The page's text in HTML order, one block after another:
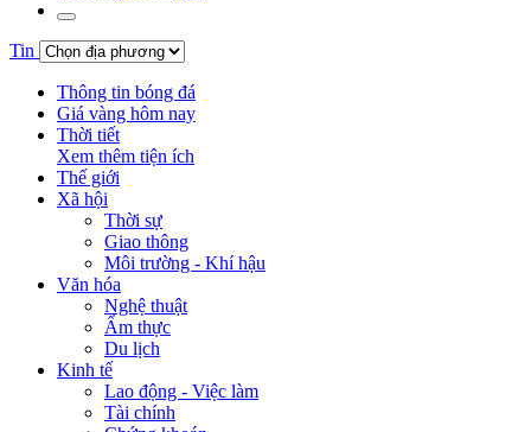
Tin
Thông tin bóng đá
Giá vàng hôm nay
Thời tiết
Xem thêm tiện ích
Thế giới
Xã hội
Thời sự
Giao thông
Môi trường - Khí hậu
Văn hóa
Nghệ thuật
Ẩm thực
Du lịch
Kinh tế
Lao động - Việc làm
Tài chính